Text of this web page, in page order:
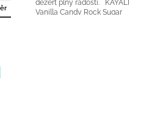
10x2ml nejprodávanější
dezert plný radosti. KAYALI
Vanilla Candy Rock Sugar